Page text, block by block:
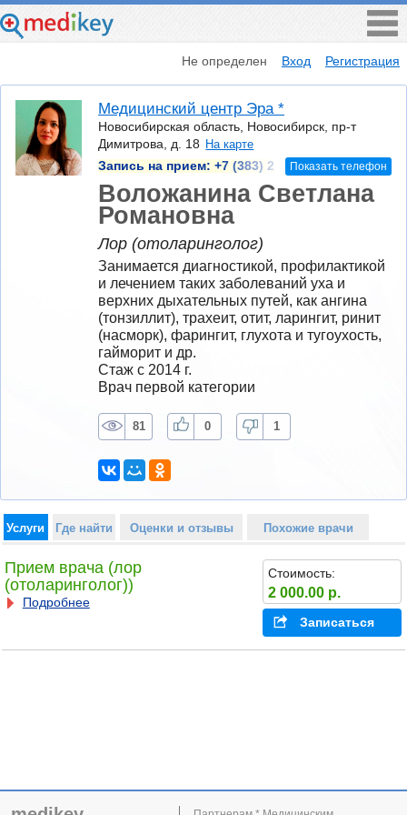
Не определен Вход Регистрация
Медицинский центр Эра *
Новосибирская область, Новосибирск, пр-т
Димитрова, д. 18 На карте
Запись на прием: +7 (383) 2 Показать телефон
Воложанина Светлана
Романовна
Лор (отоларинголог)
Занимается диагностикой, профилактикой
и лечением таких заболеваний уха и
верхних дыхательных путей, как ангина
(тонзиллит), трахеит, отит, ларингит, ринит
(насморк), фарингит, глухота и тугоухость,
гайморит и др.
Стаж с 2014 г.
Врач первой категории
81 0 1
Услуги Где найти Оценки и отзывы Похожие врачи
Прием врача (лор
(отоларинголог))
Подробнее
Стоимость:
2 000.00 р.
Записаться